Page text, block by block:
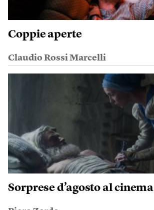
Coppie aperte
Claudio Rossi Marcelli
Sorprese d’agosto al cinema